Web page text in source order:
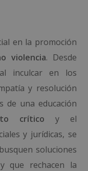
en la promoción
violencia. Desde
inculcar en los
y resolución
de una educación
crítico y el
y jurídicas, se
soluciones
que rechacen la